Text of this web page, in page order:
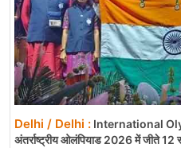
Delhi / Delhi : International
अंतर्राष्ट्रीय ओलंपियाड 2026 में जीते